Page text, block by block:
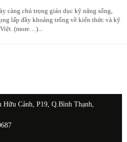
càng chú trọng giáo dục kỹ năng sống,
lấp đầy khoảng trống về kiến thức và kỹ
Việt. (more…)...
Hữu Cảnh, P19, Q.Bình Thạnh,